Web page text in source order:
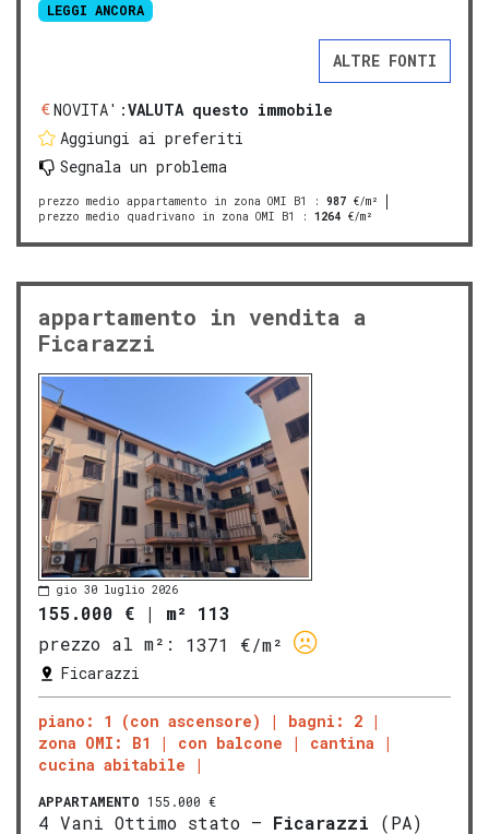
LEGGI ANCORA
ALTRE FONTI
NOVITA':VALUTA questo immobile
Aggiungi ai preferiti
Segnala un problema
prezzo medio appartamento in zona OMI B1 : 987 €/m²
prezzo medio quadrivano in zona OMI B1
: 1264 €/m²
appartamento in vendita a
Ficarazzi
gio 30 luglio 2026
155.000 € | m² 113
prezzo al m²:
1371 €/m²
Ficarazzi
piano: 1 (con ascensore)
bagni: 2
zona OMI: B1
con balcone
cantina
cucina abitabile
APPARTAMENTO 155.000 €
4 Vani Ottimo stato – Ficarazzi (PA)